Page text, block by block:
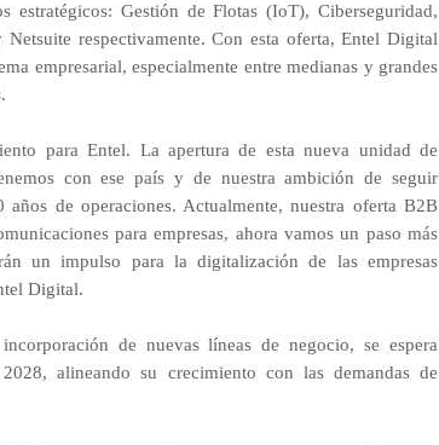
Gestión de Flotas (IoT), Ciberseguridad,
respectivamente. Con esta oferta, Entel Digital
empresarial, especialmente entre medianas y grandes
para Entel. La apertura de esta nueva unidad de
con ese país y de nuestra ambición de seguir
de operaciones. Actualmente, nuestra oferta B2B
para empresas, ahora vamos un paso más
un impulso para la digitalización de las empresas
Digital.
de nuevas líneas de negocio, se espera
alineando su crecimiento con las demandas de